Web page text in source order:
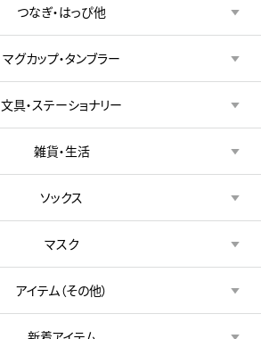
つなぎ・はっぴ他
マグカップ・タンブラー
文具・ステーショナリー
雑貨・生活
ソックス
マスク
アイテム（その他）